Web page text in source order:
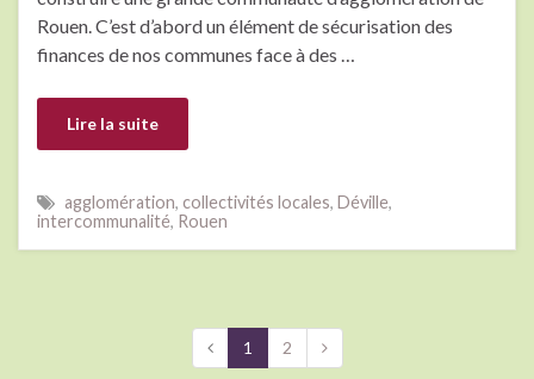
Rouen. C’est d’abord un élément de sécurisation des
finances de nos communes face à des …
Lire la suite
agglomération, collectivités locales, Déville,
intercommunalité, Rouen
1 2